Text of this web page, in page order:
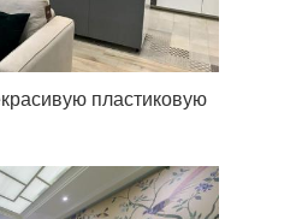
пластиковую